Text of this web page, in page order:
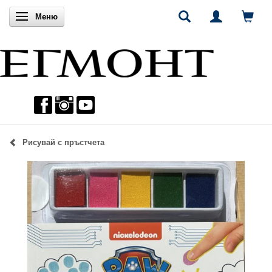
Включи навигацията
Меню
Рисувай с пръстчета